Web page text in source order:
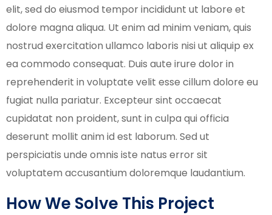
elit, sed do eiusmod tempor incididunt ut labore et
dolore magna aliqua. Ut enim ad minim veniam, quis
nostrud exercitation ullamco laboris nisi ut aliquip ex
ea commodo consequat. Duis aute irure dolor in
reprehenderit in voluptate velit esse cillum dolore eu
fugiat nulla pariatur. Excepteur sint occaecat
cupidatat non proident, sunt in culpa qui officia
deserunt mollit anim id est laborum. Sed ut
perspiciatis unde omnis iste natus error sit
voluptatem accusantium doloremque laudantium.
How We Solve This Project